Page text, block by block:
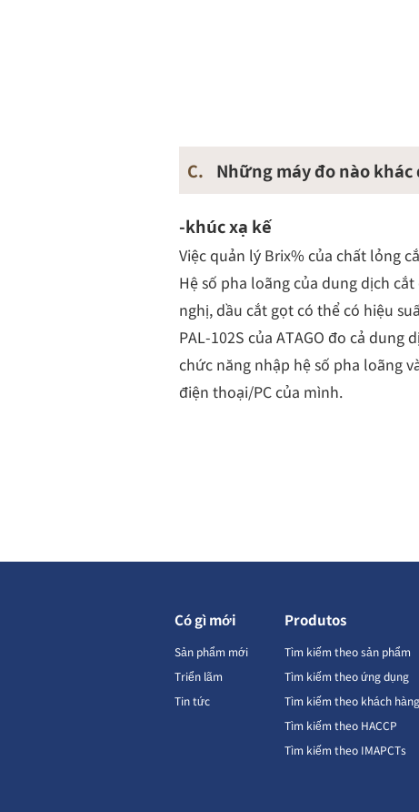
C. Những máy đo nào
-khúc xạ kế
Việc quản lý Brix% của chất lỏng
Hệ số pha loãng của dung dịch
nghị, dầu cắt gọt có thể có hiệu
PAL-102S của ATAGO đo cả
chức năng nhập hệ số pha loãng
điện thoại/PC của mình.
Có gì mới
Sản phẩm mới
Triển lãm
Tin tức
Produtos
Tìm kiếm theo sản phẩm
Tìm kiếm theo ứng dụng
Tìm kiếm theo khách hàng
Tìm kiếm theo HACCP
Tìm kiếm theo IMAPCTs